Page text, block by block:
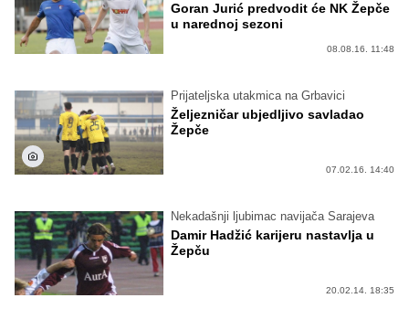
Goran Jurić predvodit će NK Žepče
u narednoj sezoni
08.08.16. 11:48
Prijateljska utakmica na Grbavici
Željezničar ubjedljivo savladao
Žepče
07.02.16. 14:40
Nekadašnji ljubimac navijača Sarajeva
Damir Hadžić karijeru nastavlja u
Žepču
20.02.14. 18:35